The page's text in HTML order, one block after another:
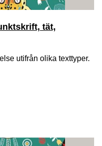
tät,
utifrån olika texttyper.